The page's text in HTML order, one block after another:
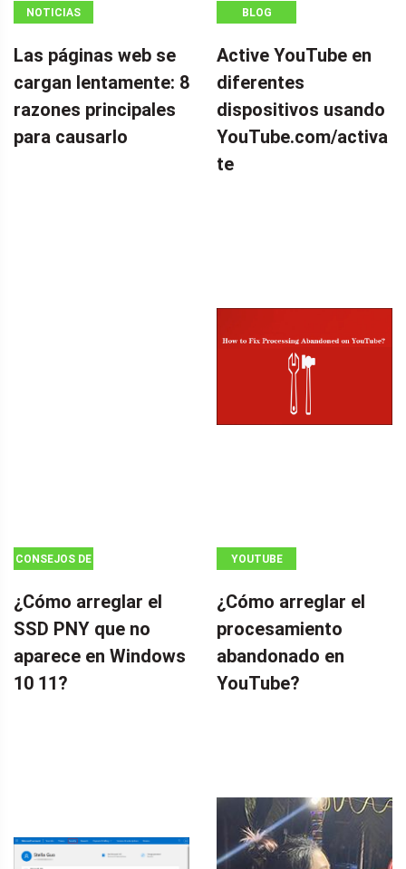
NOTICIAS
Las páginas web se
cargan lentamente: 8
razones principales
para causarlo
BLOG
Active YouTube en
diferentes
dispositivos usando
YouTube.com/activa
te
CONSEJOS DE
SEGURIDAD
¿Cómo arreglar el
SSD PNY que no
aparece en Windows
10 11?
YOUTUBE
¿Cómo arreglar el
procesamiento
abandonado en
YouTube?